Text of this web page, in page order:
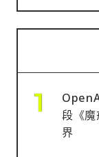
段《
界